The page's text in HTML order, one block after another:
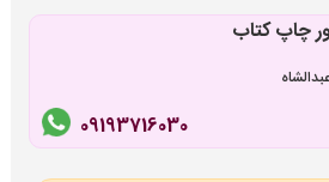
چاپ کتاب
09193716030